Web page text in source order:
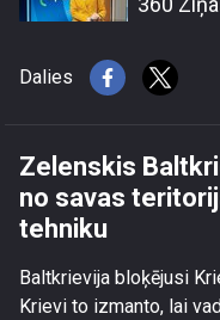
Dalies
Zelenskis
no savas
tehniku
Baltkrievija bloķējusi
Krievi to izmanto, lai